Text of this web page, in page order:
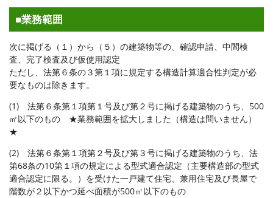
■業務範囲
次に掲げる（１）から（５）の建築物等の、確認申請、中間検
査、完了検査及び仮使用認定
ただし、法第６条の３第１項に規定する構造計算適合性判定が必
要なものは除きます。
(1) 法第６条第１項第１号及び第２号に掲げる建築物のうち、500
㎡以下のもの ★業務範囲を拡大しました（構造は問いません）
★
(2) 法第６条第１項第２号及び第３号に掲げる建築物のうち、法
第68条の10第１項の規定による型式適合認定（主要構造部の型式
適合認定に限る。）を受けた一戸建て住宅、兼用住宅及び長屋で
階数が２以下かつ延べ面積が500㎡以下のもの